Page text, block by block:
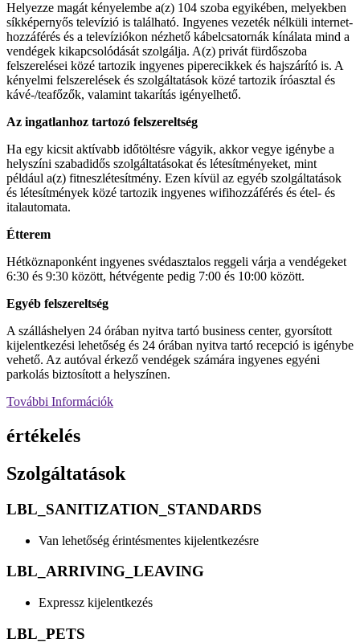
Helyezze magát kényelembe a(z) 104 szoba egyikében, melyekben
síkképernyős televízió is található. Ingyenes vezeték nélküli internet-
hozzáférés és a televíziókon nézhető kábelcsatornák kínálata mind a
vendégek kikapcsolódását szolgálja. A(z) privát fürdőszoba
felszerelései közé tartozik ingyenes piperecikkek és hajszárító is. A
kényelmi felszerelések és szolgáltatások közé tartozik íróasztal és
kávé-/teafőzők, valamint takarítás igényelhető.
Az ingatlanhoz tartozó felszereltség
Ha egy kicsit aktívabb időtöltésre vágyik, akkor vegye igénybe a
helyszíni szabadidős szolgáltatásokat és létesítményeket, mint
például a(z) fitneszlétesítmény. Ezen kívül az egyéb szolgáltatások
és létesítmények közé tartozik ingyenes wifihozzáférés és étel- és
italautomata.
Étterem
Hétköznaponként ingyenes svédasztalos reggeli várja a vendégeket
6:30 és 9:30 között, hétvégente pedig 7:00 és 10:00 között.
Egyéb felszereltség
A szálláshelyen 24 órában nyitva tartó business center, gyorsított
kijelentkezési lehetőség és 24 órában nyitva tartó recepció is igénybe
vehető. Az autóval érkező vendégek számára ingyenes egyéni
parkolás biztosított a helyszínen.
További Információk
értékelés
Szolgáltatások
LBL_SANITIZATION_STANDARDS
Van lehetőség érintésmentes kijelentkezésre
LBL_ARRIVING_LEAVING
Expressz kijelentkezés
LBL_PETS